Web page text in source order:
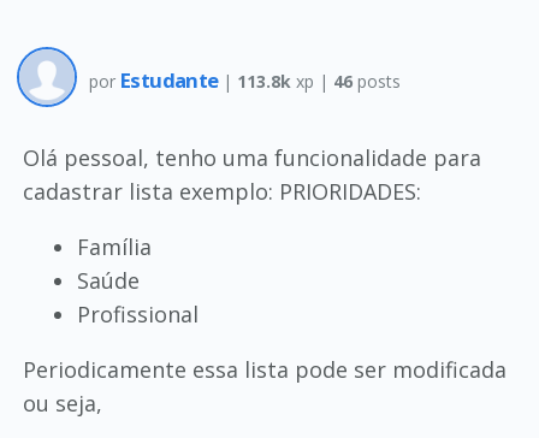
por Estudante | 113.8k xp | 46posts
Olá pessoal, tenho uma funcionalidade para
cadastrar lista exemplo: PRIORIDADES:
Família
Saúde
Profissional
Periodicamente essa lista pode ser modificada
ou seja,